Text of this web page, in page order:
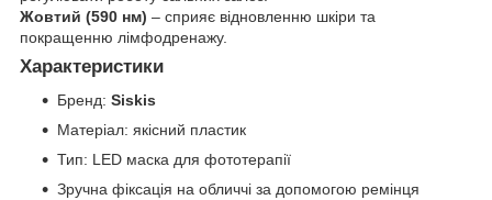
Жовтий (590 нм) – сприяє відновленню шкіри та
покращенню лімфодренажу.
Характеристики
Бренд: Siskis
Матеріал: якісний пластик
Тип: LED маска для фототерапії
Зручна фіксація на обличчі за допомогою ремінця